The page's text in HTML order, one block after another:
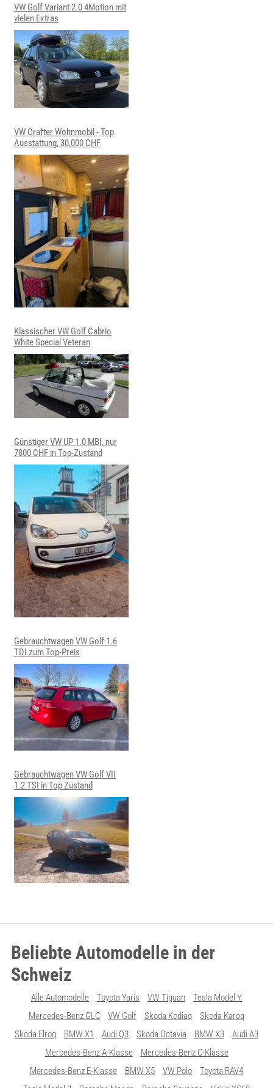
VW Golf Variant 2.0 4Motion mit
vielen Extras
VW Crafter Wohnmobil - Top
Ausstattung, 30,000 CHF
Klassischer VW Golf Cabrio
White Special Veteran
Günstiger VW UP 1.0 MBI, nur
7800 CHF in Top-Zustand
Gebrauchtwagen VW Golf 1.6
TDI zum Top-Preis
Gebrauchtwagen VW Golf VII
1.2 TSI in Top Zustand
Beliebte Automodelle in der
Schweiz
Alle Automodelle Toyota Yaris VW Tiguan
Tesla Model Y
Mercedes-Benz GLC
VW Golf Skoda Kodiaq
Skoda Karoq
Skoda Elroq
BMW X1 Audi Q3 Skoda Octavia BMW X3
Audi A3
Mercedes-Benz A-Klasse
Mercedes-Benz C-Klasse
Mercedes-Benz E-Klasse
BMW X5 VW Polo
Toyota RAV4